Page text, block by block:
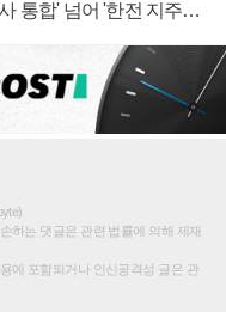
통합' 넘어 '한전 지주사'
하는 댓글은 관련 법률에 의해 제재
에 포함되거나 인신공격성 글은 관